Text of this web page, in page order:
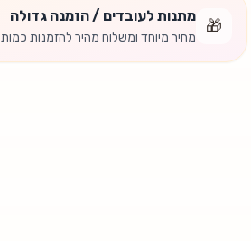
🎁
מתנות לעובדים / הזמנה גדולה
מחיר מיוחד ומשלוח מהיר להזמנות כמות